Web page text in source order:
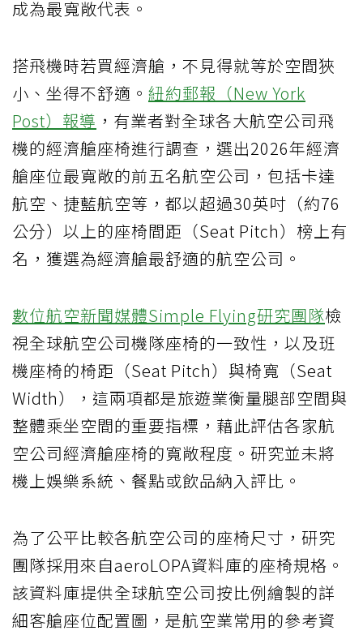
成為最寬敞代表。
搭飛機時若買經濟艙，不見得就等於空間狹
小、坐得不舒適。 紐約郵報（New York
Post）報導 ，有業者對全球各大航空公司飛
機的經濟艙座椅進行調查，選出2026年經濟
艙座位最寬敞的前五名航空公司，包括卡達
航空、捷藍航空等，都以超過30英吋（約76
公分）以上的座椅間距（Seat Pitch）榜上有
名，獲選為經濟艙最舒適的航空公司。
數位航空新聞媒體Simple Flying研究團隊檢
視全球航空公司機隊座椅的一致性，以及班
機座椅的椅距（Seat Pitch）與椅寬（Seat
Width），這兩項都是旅遊業衡量腿部空間與
整體乘坐空間的重要指標，藉此評估各家航
空公司經濟艙座椅的寬敞程度。研究並未將
機上娛樂系統、餐點或飲品納入評比。
為了公平比較各航空公司的座椅尺寸，研究
團隊採用來自aeroLOPA資料庫的座椅規格。
該資料庫提供全球航空公司按比例繪製的詳
細客艙座位配置圖，是航空業常用的參考資